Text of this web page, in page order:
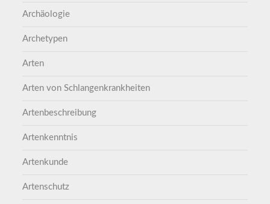
Archäologie
Archetypen
Arten
Arten von Schlangenkrankheiten
Artenbeschreibung
Artenkenntnis
Artenkunde
Artenschutz